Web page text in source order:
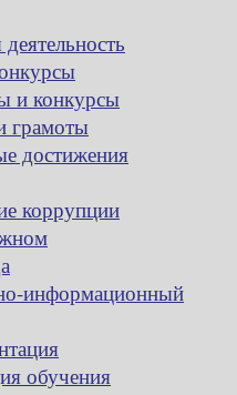
и конкурсы
грамоты
достижения
коррупции
информационный
обучения